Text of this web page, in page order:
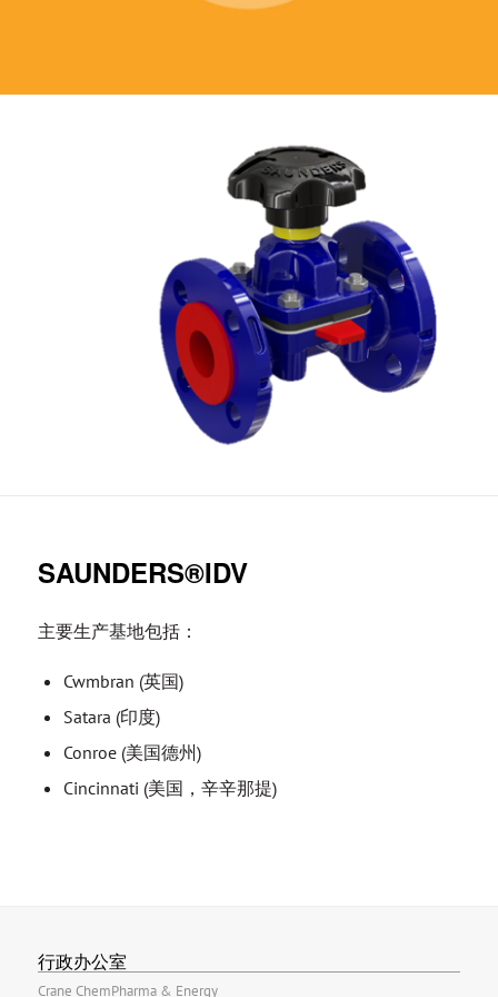
SAUNDERS®IDV
主要生产基地包括：
Cwmbran (英国)
Satara (印度)
Conroe (美国德州)
Cincinnati (美国，辛辛那提)
行政办公室
Crane ChemPharma & Energy